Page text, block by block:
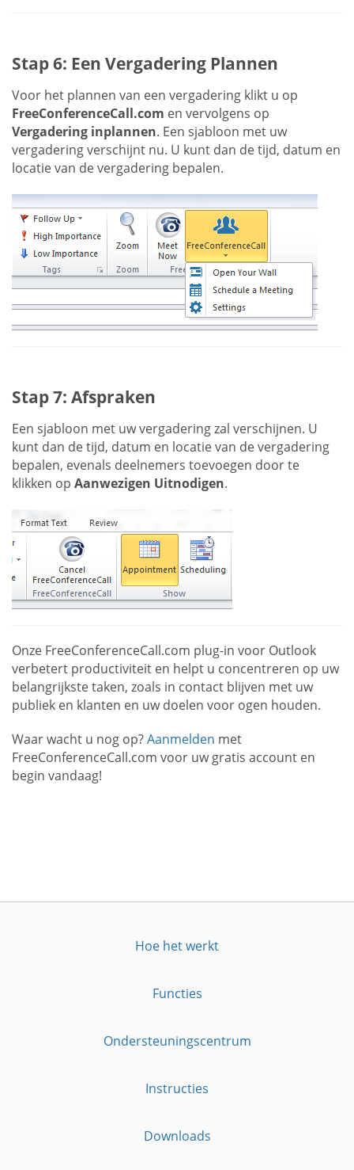
Stap 6: Een Vergadering Plannen
Voor het plannen van een vergadering klikt u op
FreeConferenceCall.com en vervolgens op
Vergadering inplannen. Een sjabloon met uw
vergadering verschijnt nu. U kunt dan de tijd, datum en
locatie van de vergadering bepalen.
Stap 7: Afspraken
Een sjabloon met uw vergadering zal verschijnen. U
kunt dan de tijd, datum en locatie van de vergadering
bepalen, evenals deelnemers toevoegen door te
klikken op Aanwezigen Uitnodigen.
Onze FreeConferenceCall.com plug-in voor Outlook
verbetert productiviteit en helpt u concentreren op uw
belangrijkste taken, zoals in contact blijven met uw
publiek en klanten en uw doelen voor ogen houden.
Waar wacht u nog op?Aanmelden met
FreeConferenceCall.com voor uw gratis account en
begin vandaag!
Hoe het werkt
Functies
Ondersteuningscentrum
Instructies
Downloads